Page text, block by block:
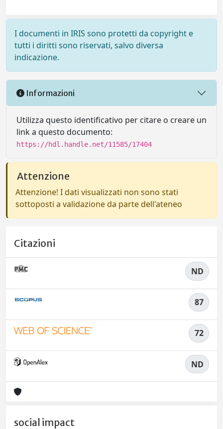
I documenti in IRIS sono protetti da copyright e
tutti i diritti sono riservati, salvo diversa
indicazione.
Informazioni
Utilizza questo identificativo per citare o creare un
link a questo documento:
https://hdl.handle.net/11585/17404
Attenzione
Attenzione! I dati visualizzati non sono stati
sottoposti a validazione da parte dell'ateneo
Citazioni
ND
87
72
ND
social impact